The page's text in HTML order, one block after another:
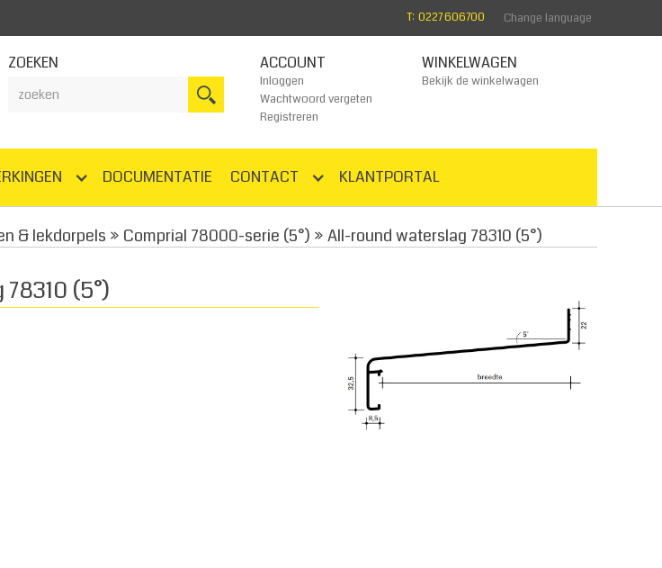
Change language
T: 0227 606700
ACCOUNT
Inloggen
Wachtwoord vergeten
Registreren
WINKELWAGEN
Bekijk de winkelwagen
ZOEKEN
DOCUMENTATIE CONTACT KLANTPORTAL
& lekdorpels » Comprial 78000-serie (5°) »All-round waterslag 78310 (5°)
(5°)